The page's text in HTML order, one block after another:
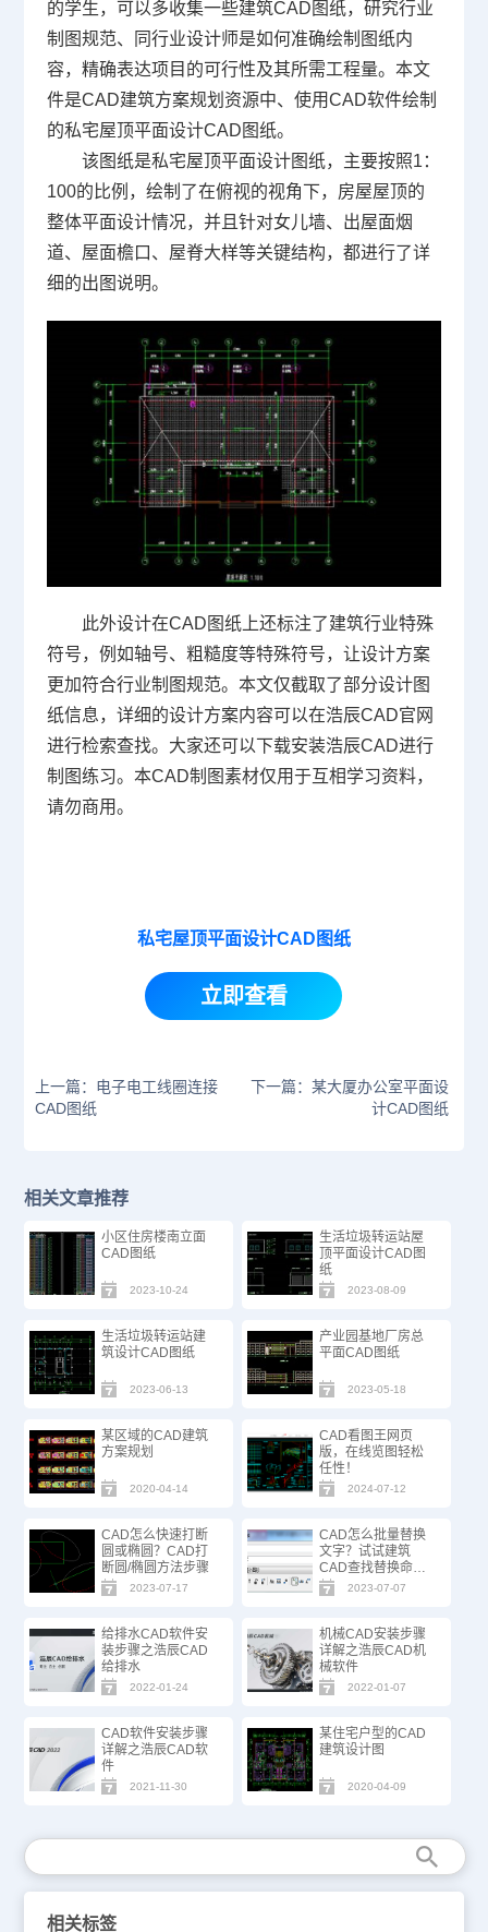
的学生，可以多收集一些建筑CAD图纸，研究行业
制图规范、同行业设计师是如何准确绘制图纸内
容，精确表达项目的可行性及其所需工程量。本文
件是CAD建筑方案规划资源中、使用CAD软件绘制
的私宅屋顶平面设计CAD图纸。
该图纸是私宅屋顶平面设计图纸，主要按照1：
100的比例，绘制了在俯视的视角下，房屋屋顶的
整体平面设计情况，并且针对女儿墙、出屋面烟
道、屋面檐口、屋脊大样等关键结构，都进行了详
细的出图说明。
此外设计在CAD图纸上还标注了建筑行业特殊
符号，例如轴号、粗糙度等特殊符号，让设计方案
更加符合行业制图规范。本文仅截取了部分设计图
纸信息，详细的设计方案内容可以在浩辰CAD官网
进行检索查找。大家还可以下载安装浩辰CAD进行
制图练习。本CAD制图素材仅用于互相学习资料，
请勿商用。
私宅屋顶平面设计CAD图纸
立即查看
上一篇：电子电工线圈连接
CAD图纸
下一篇：某大厦办公室平面设
计CAD图纸
相关文章推荐
小区住房楼南立面
CAD图纸
2023-10-24
生活垃圾转运站屋
顶平面设计CAD图
纸
2023-08-09
生活垃圾转运站建
筑设计CAD图纸
2023-06-13
产业园基地厂房总
平面CAD图纸
2023-05-18
某区域的CAD建筑
方案规划
2020-04-14
CAD看图王网页
版，在线览图轻松
任性！
2024-07-12
CAD怎么快速打断
圆或椭圆？CAD打
断圆/椭圆方法步骤
2023-07-17
CAD怎么批量替换
文字？试试建筑
CAD查找替换命
令！
2023-07-07
给排水CAD软件安
装步骤之浩辰CAD
给排水
2022-01-24
机械CAD安装步骤
详解之浩辰CAD机
械软件
2022-01-07
CAD软件安装步骤
详解之浩辰CAD软
件
2021-11-30
某住宅户型的CAD
建筑设计图
2020-04-09
相关标签